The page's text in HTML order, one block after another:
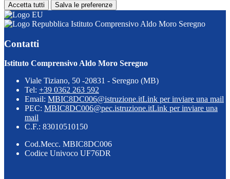
Accetta tutti Salva le preferenze
Istituto Comprensivo Aldo Moro Seregno
Contatti
Istituto Comprensivo Aldo Moro Seregno
Viale Tiziano, 50 -20831 - Seregno (MB)
Tel: +39 0362 263 592
Email: MBIC8DC006@istruzione.itLink per inviare una mail
PEC: MBIC8DC006@pec.istruzione.itLink per inviare una
mail
C.F.: 83010510150
Cod.Mecc. MBIC8DC006
Codice Univoco UF76DR